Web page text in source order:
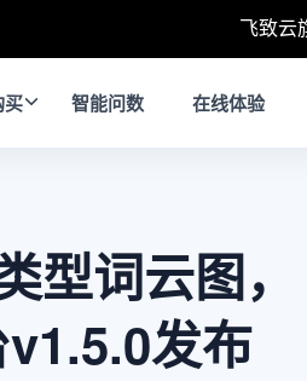
飞致云
买 智能问数 在线体验
词云图，
发布